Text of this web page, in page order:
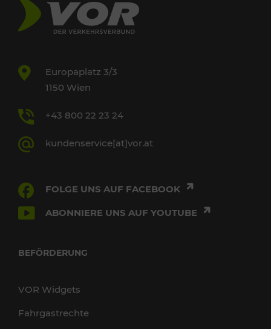
Europaplatz 3/3
1150 Wien
+43 800 22 23 24
kundenservice[at]vor.at
FOLGE UNS AUF FACEBOOK
ABONNIERE UNS AUF YOUTUBE
BEFÖRDERUNG
VOR Widgets
Fahrgastrechte